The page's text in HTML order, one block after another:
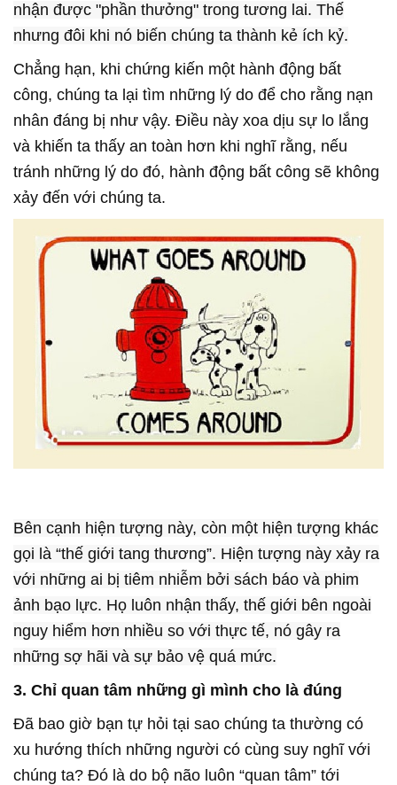
nhận được "phần thưởng" trong tương lai. Thế
nhưng đôi khi nó biến chúng ta thành kẻ ích kỷ.
Chẳng hạn, khi chứng kiến một hành động bất
công, chúng ta lại tìm những lý do để cho rằng nạn
nhân đáng bị như vậy. Điều này xoa dịu sự lo lắng
và khiến ta thấy an toàn hơn khi nghĩ rằng, nếu
tránh những lý do đó, hành động bất công sẽ không
xảy đến với chúng ta.
Bên cạnh hiện tượng này, còn một hiện tượng khác
gọi là “thế giới tang thương”. Hiện tượng này xảy ra
với những ai bị tiêm nhiễm bởi sách báo và phim
ảnh bạo lực. Họ luôn nhận thấy, thế giới bên ngoài
nguy hiểm hơn nhiều so với thực tế, nó gây ra
những sợ hãi và sự bảo vệ quá mức.
3. Chỉ quan tâm những gì mình cho là đúng
Đã bao giờ bạn tự hỏi tại sao chúng ta thường có
xu hướng thích những người có cùng suy nghĩ với
chúng ta? Đó là do bộ não luôn “quan tâm” tới